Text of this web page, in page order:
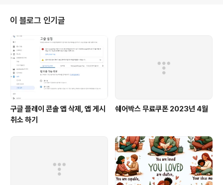
o docker run -d --name nginx_cpu3 --cpuset-..
이 블로그 인기글
구글 플레이 콘솔 앱 삭제, 앱 게시
취소 하기
쉐어박스 무료쿠폰 2023년 4월